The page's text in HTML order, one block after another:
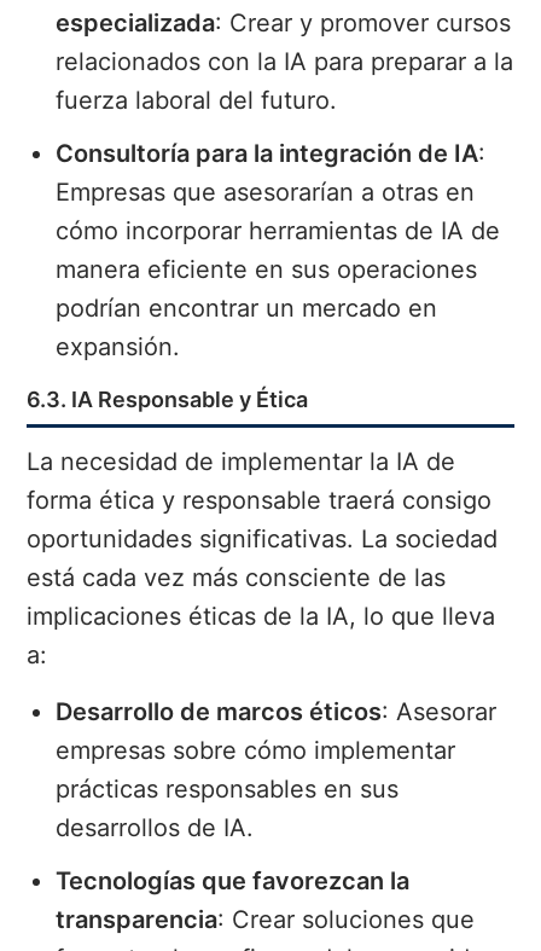
especializada: Crear y promover cursos
relacionados con la IA para preparar a la
fuerza laboral del futuro.
Consultoría para la integración de IA:
Empresas que asesorarían a otras en
cómo incorporar herramientas de IA de
manera eficiente en sus operaciones
podrían encontrar un mercado en
expansión.
6.3. IA Responsable y Ética
La necesidad de implementar la IA de
forma ética y responsable traerá consigo
oportunidades significativas. La sociedad
está cada vez más consciente de las
implicaciones éticas de la IA, lo que lleva
a:
Desarrollo de marcos éticos: Asesorar
empresas sobre cómo implementar
prácticas responsables en sus
desarrollos de IA.
Tecnologías que favorezcan la
transparencia: Crear soluciones que